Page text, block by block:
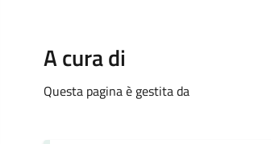
A cura di
Questa pagina è gestita da